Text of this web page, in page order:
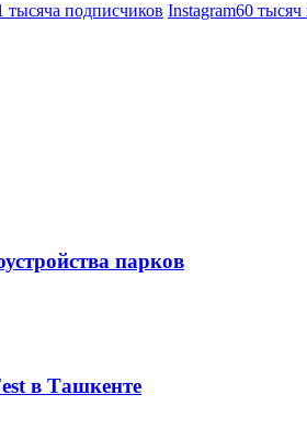
тысяча подписчиков Instagram60 тысяч
парков
в Ташкенте